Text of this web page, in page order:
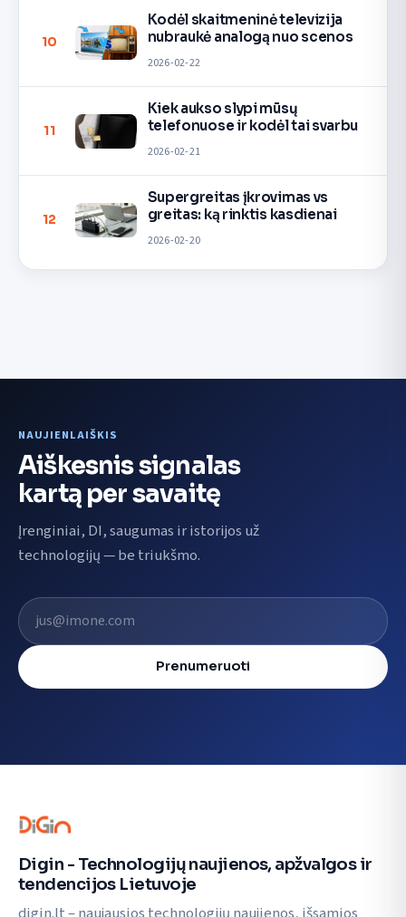
10
Kodėl skaitmeninė televizija
nubraukė analogą nuo scenos
2026-02-22
11
Kiek aukso slypi mūsų
telefonuose ir kodėl tai svarbu
2026-02-21
12
Supergreitas įkrovimas vs
greitas: ką rinktis kasdienai
2026-02-20
NAUJIENLAIŠKIS
Aiškesnis signalas
kartą per savaitę
Įrenginiai, DI, saugumas ir istorijos už
technologijų — be triukšmo.
El. pašto adresas
Prenumeruoti
Digin - Technologijų naujienos, apžvalgos ir
tendencijos Lietuvoje